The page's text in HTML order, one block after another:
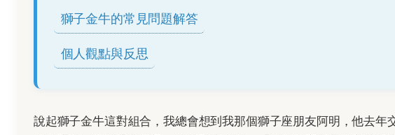
獅子金牛的常見問題解答
個人觀點與反思
說起獅子金牛這對組合，我總會想到我那個獅子座朋友阿明，他去